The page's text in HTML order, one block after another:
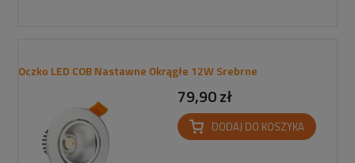
Oczko LED COB Nastawne Okrągłe 12W Srebrne
79,90 zł
DODAJ DO KOSZYKA